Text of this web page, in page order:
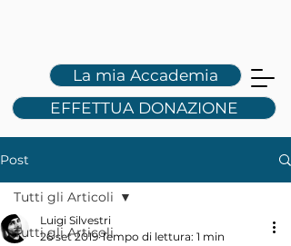
La mia Accademia
EFFETTUA DONAZIONE
LS
Post
Tutti gli Articoli
Tutti gli Articoli
Luigi Silvestri
26 set 2019 Tempo di lettura: 1 min